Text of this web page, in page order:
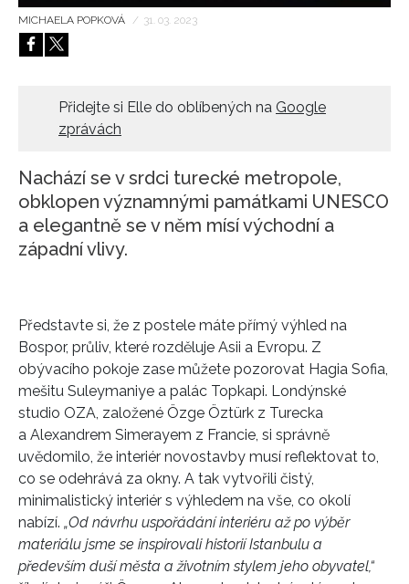
HOME
MICHAELA POPKOVÁ / 31. 03. 2023
Přidejte si Elle do oblíbených na Google
zprávách
Nachází se v srdci turecké metropole,
obklopen významnými památkami UNESCO
a elegantně se v něm mísí východní a
západní vlivy.
Představte si, že z postele máte přímý výhled na
Bospor, průliv, které rozděluje Asii a Evropu. Z
obývacího pokoje zase můžete pozorovat Hagia Sofia,
mešitu Suleymaniye a palác Topkapi. Londýnské
studio OZA, založené Özge Öztürk z Turecka
a Alexandrem Simerayem z Francie, si správně
uvědomilo, že interiér novostavby musí reflektovat to,
co se odehrává za okny. A tak vytvořili čistý,
minimalistický interiér s výhledem na vše, co okolí
nabízí. „Od návrhu uspořádání interiéru až po výběr
materiálu jsme se inspirovali historií Istanbulu a
především duší města a životním stylem jeho obyvatel,“